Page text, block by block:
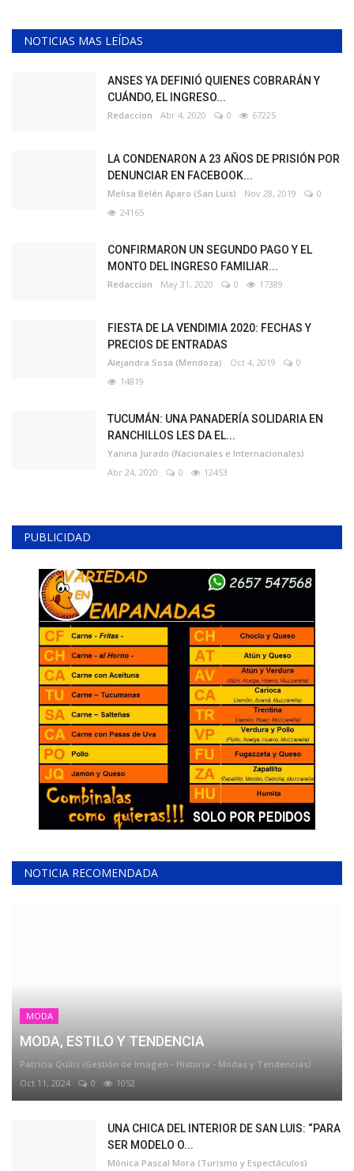
NOTICIAS MAS LEÍDAS
ANSES YA DEFINIÓ QUIENES COBRARÁN Y
CUÁNDO, EL INGRESO...
Redaccion Abr 4, 2020 0 67225
LA CONDENARON A 23 AÑOS DE PRISIÓN POR
DENUNCIAR EN FACEBOOK...
Melisa Belén Aparo (San Luis) Nov 28, 2019
0
24165
CONFIRMARON UN SEGUNDO PAGO Y EL
MONTO DEL INGRESO FAMILIAR...
Redaccion May 31, 2020 0 17389
FIESTA DE LA VENDIMIA 2020: FECHAS Y
PRECIOS DE ENTRADAS
Alejandra Sosa (Mendoza) Oct 4, 2019
0
14819
TUCUMÁN: UNA PANADERÍA SOLIDARIA EN
RANCHILLOS LES DA EL...
Yanina Jurado (Nacionales e Internacionales)
Abr 24, 2020
0 12453
PUBLICIDAD
NOTICIA RECOMENDADA
MODA
MODA, ESTILO Y TENDENCIA
Patricia Quilis (Gestión de Imagen - Historia - Modas y Tendencias)
Oct 11, 2024
0 1052
UNA CHICA DEL INTERIOR DE SAN LUIS: “PARA
SER MODELO O...
Mónica Pascal Mora (Turismo y Espectáculos)